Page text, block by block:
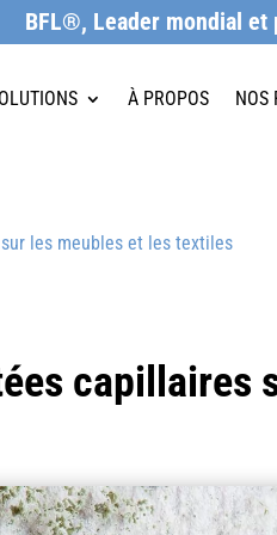
BFL®, Leader mondial
À PROPOS NOS
À PROPOS NOS
les meubles et les textiles